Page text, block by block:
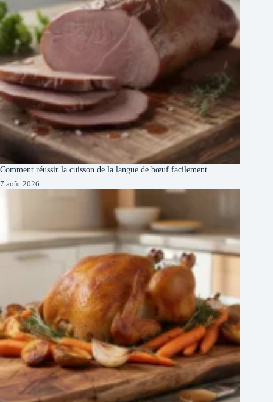
Comment réussir la cuisson de la langue de bœuf facilement
7 août 2026